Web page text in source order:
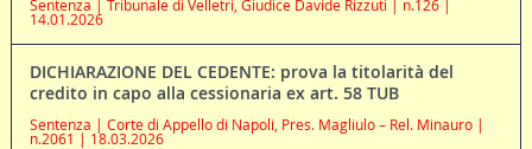
Sentenza | Tribunale di Velletri, Giudice Davide Rizzuti | n.126 |
14.01.2026
DICHIARAZIONE DEL CEDENTE: prova la titolarità del
credito in capo alla cessionaria ex art. 58 TUB
Sentenza | Corte di Appello di Napoli, Pres. Magliulo – Rel. Minauro |
n.2061 | 18.03.2026